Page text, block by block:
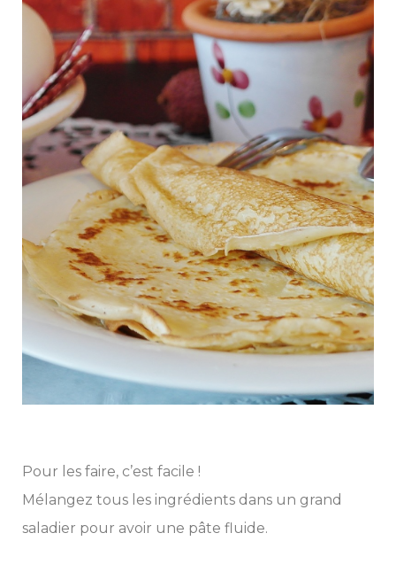
Pour les faire, c’est facile !
Mélangez tous les ingrédients dans un grand
saladier pour avoir une pâte fluide.